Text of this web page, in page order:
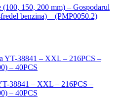
150, 200 mm) – Gospodarul
benzina) – (PMP0050.2)
38841 – XXL – 216PCS –
– 40PCS